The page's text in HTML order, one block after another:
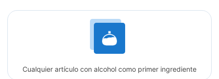
Cualquier artículo con alcohol como primer ingrediente